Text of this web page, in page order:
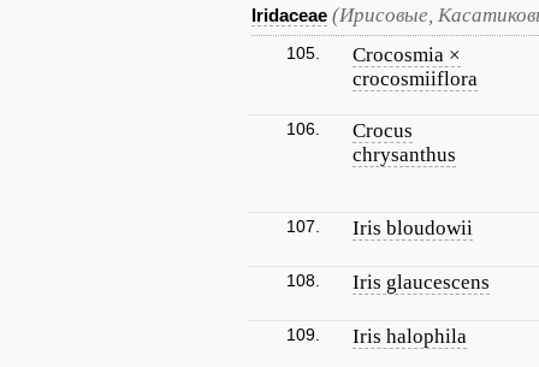
Iridaceae (Ирисовые,
105.
Crocosmia ×
crocosmiiflora
106.
Crocus
chrysanthus
107. Iris bloudowii
108. Iris glaucescens
109. Iris halophila